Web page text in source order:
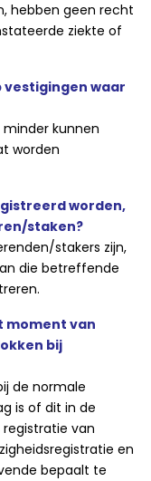
hebben geen recht
ziekte of
waar
kunnen
worden
worden,
staken?
stakers zijn,
die betreffende
moment van
bij
de normale
is of dit in de
van
en
bepaalt te